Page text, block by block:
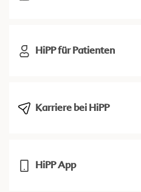
HiPP für Patienten
Karriere bei HiPP
HiPP App